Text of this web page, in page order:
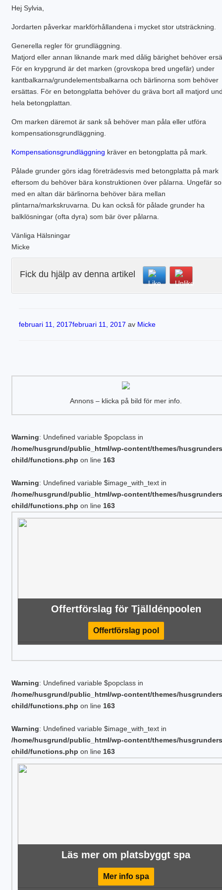
VATTENBUREN GOLVVÄRME
Hej Sylvia,
Jordarten påverkar markförhållandena i mycket stor utsträckning.
Generella regler för grundläggning.
Matjord eller annan liknande mark med dålig bärighet behöver
För en krypgrund är det marken (grovskopa bred ungefär) under
kantbalkarna/grundelementsbalkarna och bärlinorna som behöver
ersättas. För en betongplatta behöver du gräva bort all matjord
hela betongplattan.
Om marken däremot är sank så behöver man påla eller utföra
kompensationsgrundläggning.
Kompensationsgrundläggning kräver en betongplatta på mark.
Pålade grunder görs idag företrädesvis med betongplatta på mark
eftersom du behöver bära konstruktionen över pålarna. Ungefär
med en altan där bärlinorna behöver bära mellan
plintarna/markskruvarna. Du kan också för pålade grunder ha
balklösningar (ofta dyra) som bär över pålarna.
Vänliga Hälsningar
Micke
Fick du hjälp av denna artikel
Publicerat
februari 11, 2017februari 11, 2017 av Micke
Annons – klicka på bild för mer info.
Warning: Undefined variable $popclass in
/home/husgrund/public_html/wp-content/themes/
child/functions.php on line 163
Warning: Undefined variable $image_with_text in
/home/husgrund/public_html/wp-content/themes/
child/functions.php on line 163
Offertförslag för Tjälldénpoolen
Offertförslag pool
Warning: Undefined variable $popclass in
/home/husgrund/public_html/wp-content/themes/
child/functions.php on line 163
Warning: Undefined variable $image_with_text in
/home/husgrund/public_html/wp-content/themes/
child/functions.php on line 163
Läs mer om platsbyggt spa
Mer info spa